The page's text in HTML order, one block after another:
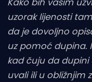
uzorak lijenosti
da je dovoljno
uz pomoć dupina.
kad čuju da dupini
uvali ili u obližnjim